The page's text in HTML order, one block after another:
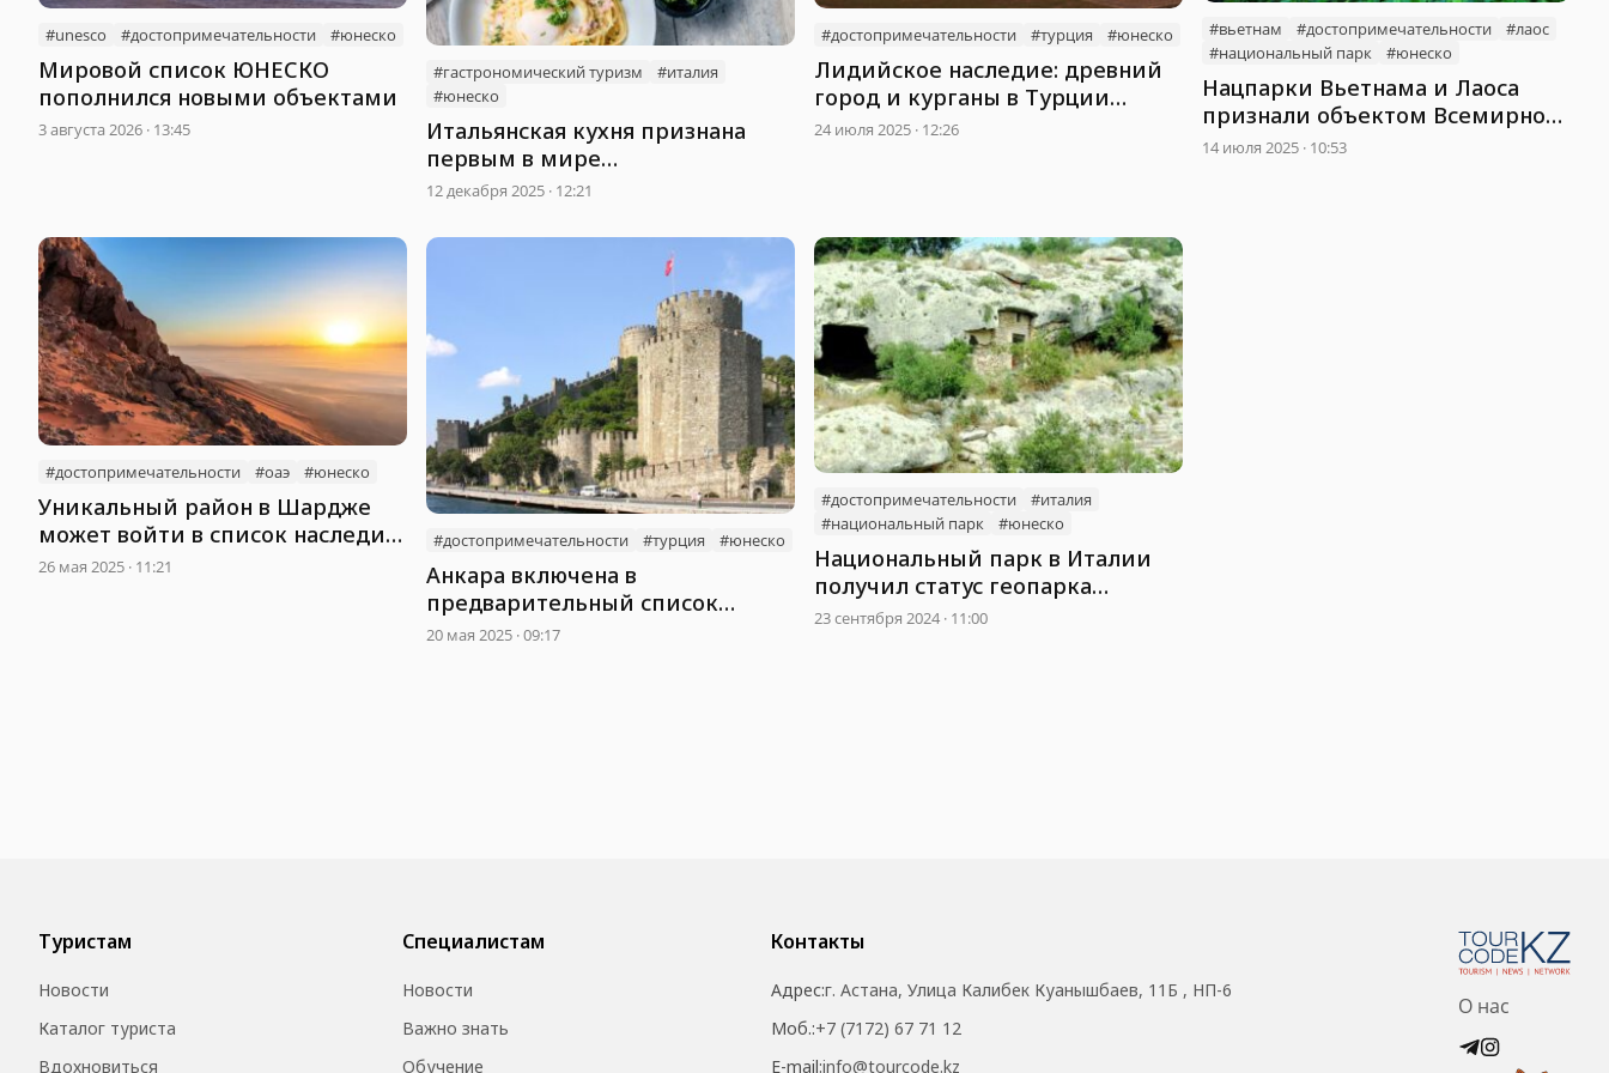
#unesco #достопримечательности #юнеско
Мировой список ЮНЕСКО
пополнился новыми объектами
3 августа 2026 · 13:45
#гастрономический туризм
#италия
#юнеско
Итальянская кухня признана
первым в мире
гастрономическим наследием
12 декабря 2025 · 12:21
#достопримечательности #турция #юнеско
Лидийское наследие: древний
город и курганы в Турции
признаны ЮНЕСКО
24 июля 2025 · 12:26
#вьетнам #достопримечательности
#лаос
#национальный парк
#юнеско
Нацпарки Вьетнама и Лаоса
признали объектом Всемирного
наследия ЮНЕСКО
14 июля 2025 · 10:53
#достопримечательности #оаэ #юнеско
Уникальный район в Шардже
может войти в список наследия
ЮНЕСКО
26 мая 2025 · 11:21
#достопримечательности #турция #юнеско
Анкара включена в
предварительный список
ЮНЕСКО
20 мая 2025 · 09:17
#достопримечательности
#италия
#национальный парк
#юнеско
Национальный парк в Италии
получил статус геопарка
ЮНЕСКО
23 сентября 2024 · 11:00
Туристам
Новости
Каталог туриста
Вдохновиться
Специалистам
Новости
Важно знать
Обучение
Контакты
Адрес:г. Астана, Улица Калибек Куанышбаев, 11Б , НП-6
Моб.:+7 (7172) 67 71 12
E-mail:info@tourcode.kz
О нас